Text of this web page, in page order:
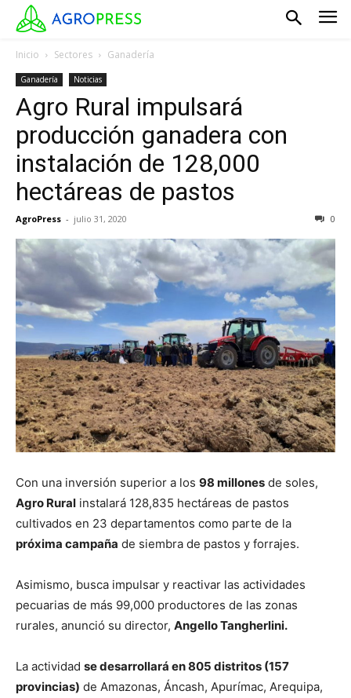
Inicio Sectores Ganadería
Ganadería Noticias
Agro Rural impulsará
producción ganadera con
instalación de 128,000
hectáreas de pastos
AgroPress - julio 31, 2020 0
Con una inversión superior a los 98 millones de soles,
Agro Rural instalará 128,835 hectáreas de pastos
cultivados en 23 departamentos como parte de la
próxima campaña de siembra de pastos y forrajes.
Asimismo, busca impulsar y reactivar las actividades
pecuarias de más 99,000 productores de las zonas
rurales, anunció su director, Angello Tangherlini.
La actividad se desarrollará en 805 distritos (157
provincias) de Amazonas, Áncash, Apurímac, Arequipa,